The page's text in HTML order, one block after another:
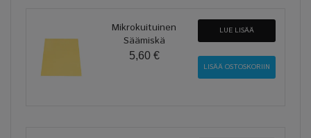
Mikrokuituinen
Säämiskä
5,60 €
LUE LISÄÄ